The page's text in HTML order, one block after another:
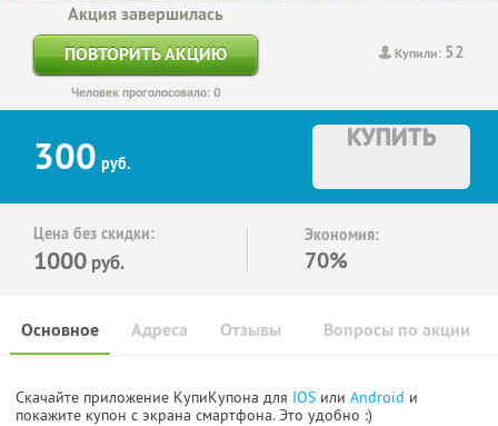
Купили: 52
Акция завершилась
ПОВТОРИТЬ АКЦИЮ
Человек проголосовало: 0
300 руб.
КУПИТЬ
Цена без скидки:
1000 руб.
Экономия:
70%
Основное Отзывы Вопросы по акции
Адреса
Скачайте приложение КупиКупона для IOS или Android и
покажите купон с экрана смартфона. Это удобно :)